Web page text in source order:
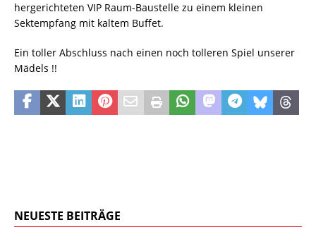
hergerichteten VIP Raum-Baustelle zu einem kleinen
Sektempfang mit kaltem Buffet.
Ein toller Abschluss nach einen noch tolleren Spiel unserer
Mädels !!
NEUESTE BEITRÄGE